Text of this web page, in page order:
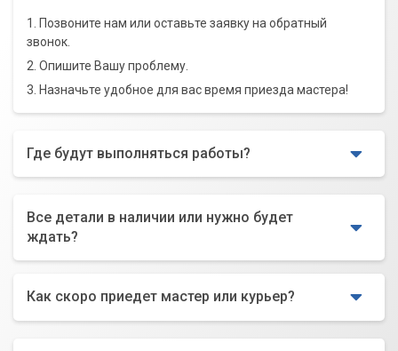
1. Позвоните нам или оставьте заявку на обратный
звонок.
2. Опишите Вашу проблему.
3. Назначьте удобное для вас время приезда мастера!
Где будут выполняться работы?
Все детали в наличии или нужно будет
ждать?
Как скоро приедет мастер или курьер?